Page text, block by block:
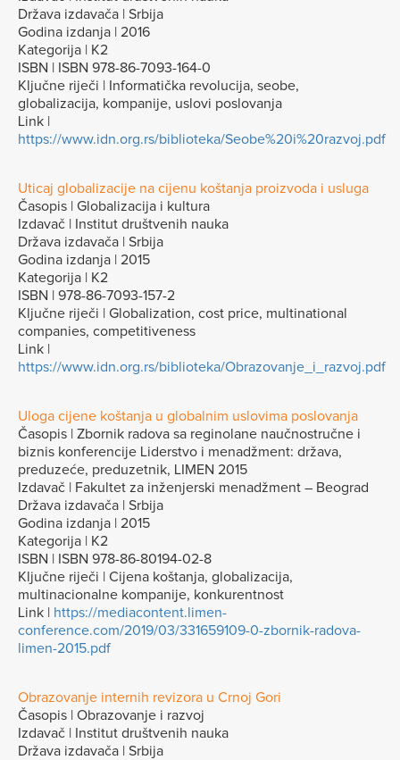
Država izdavača | Srbija
Godina izdanja | 2016
Kategorija | K2
ISBN | ISBN 978-86-7093-164-0
Ključne riječi | Informatička revolucija, seobe,
globalizacija, kompanije, uslovi poslovanja
Link |
https://www.idn.org.rs/biblioteka/Seobe%20i%20razvoj.pdf
Uticaj globalizacije na cijenu koštanja proizvoda i usluga
Časopis | Globalizacija i kultura
Izdavač | Institut društvenih nauka
Država izdavača | Srbija
Godina izdanja | 2015
Kategorija | K2
ISBN | 978-86-7093-157-2
Ključne riječi | Globalization, cost price, multinational
companies, competitiveness
Link |
https://www.idn.org.rs/biblioteka/Obrazovanje_i_razvoj.pdf
Uloga cijene koštanja u globalnim uslovima poslovanja
Časopis | Zbornik radova sa reginolane naučnostručne i
biznis konferencije Liderstvo i menadžment: država,
preduzeće, preduzetnik, LIMEN 2015
Izdavač | Fakultet za inženjerski menadžment – Beograd
Država izdavača | Srbija
Godina izdanja | 2015
Kategorija | K2
ISBN | ISBN 978-86-80194-02-8
Ključne riječi | Cijena koštanja, globalizacija,
multinacionalne kompanije, konkurentnost
Link |
https://mediacontent.limen-
conference.com/2019/03/331659109-0-zbornik-radova-
limen-2015.pdf
Obrazovanje internih revizora u Crnoj Gori
Časopis | Obrazovanje i razvoj
Izdavač | Institut društvenih nauka
Država izdavača | Srbija